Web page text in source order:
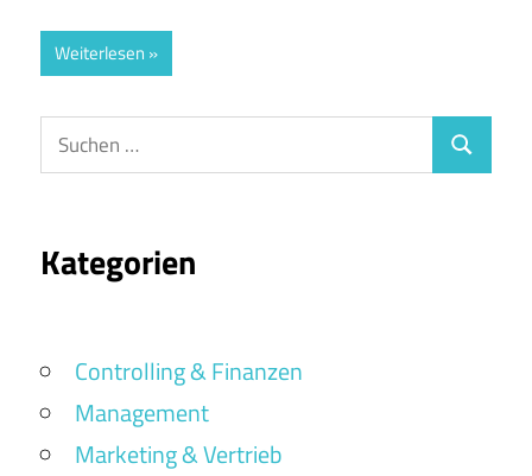
Weiterlesen
Suchen
nach:
Suchen
Kategorien
Controlling & Finanzen
Management
Marketing & Vertrieb